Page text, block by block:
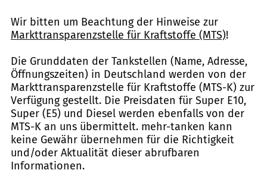
Wir bitten um Beachtung der Hinweise zur
Markttransparenzstelle für Kraftstoffe (MTS)!
Die Grunddaten der Tankstellen (Name, Adresse,
Öffnungszeiten) in Deutschland werden von der
Markttransparenzstelle für Kraftstoffe (MTS-K) zur
Verfügung gestellt. Die Preisdaten für Super E10,
Super (E5) und Diesel werden ebenfalls von der
MTS-K an uns übermittelt. mehr-tanken kann
keine Gewähr übernehmen für die Richtigkeit
und/oder Aktualität dieser abrufbaren
Informationen.